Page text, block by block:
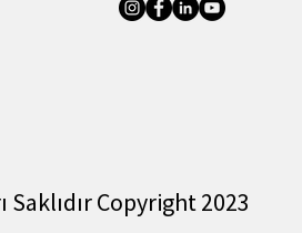
Saklıdır Copyright 2023